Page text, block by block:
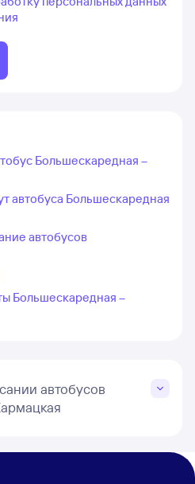
Большескаредная –
автобуса Большескаредная
автобусов
Большескаредная –
автобусов